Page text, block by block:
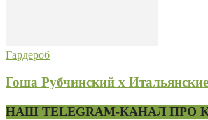
Гардероб
Гоша Рубчинский x
НАШ TELEGRAM-КАНАЛ ПРО